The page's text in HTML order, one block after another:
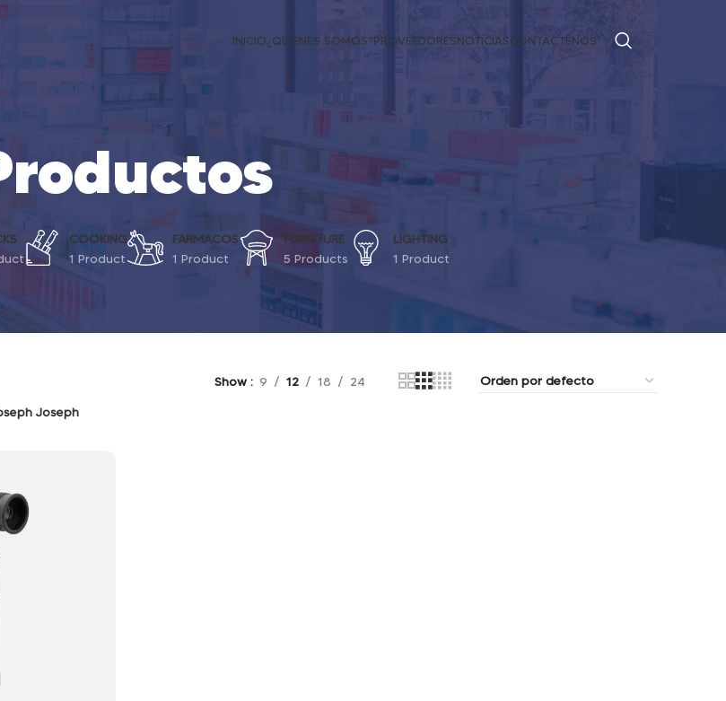
INICIO¿QUIENES SOMOS?PROVEEDORESNOTICIASCONTÁCTENOS
COOKING
1 Product
FARMACOS
1 Product
FURNITURE
5 Products
LIGHTING
1 Product
Show 9 12 18 24
Joseph